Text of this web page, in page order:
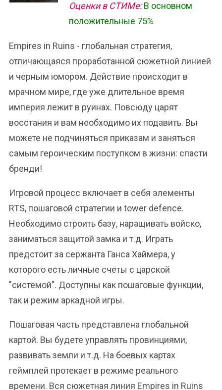
Оценки в СТИМе: В основном
положительные 75%
Empires in Ruins - глобальная стратегия,
отличающаяся проработанной сюжетной линией
и черным юмором. Действие происходит в
мрачном мире, где уже длительное время
империя лежит в руинах. Повсюду царят
восстания и вам необходимо их подавить. Вы
можете не подчиняться приказам и заняться
самым героическим поступком в жизни: спасти
бренди!
Игровой процесс включает в себя элементы
RTS, пошаговой стратегии и tower defence.
Необходимо строить базу, наращивать войско,
заниматься защитой замка и т.д. Играть
предстоит за сержанта Ганса Хаймера, у
которого есть личные счеты с царской
"системой". Доступны как пошаговые функции,
так и режим аркадной игры.
Пошаговая часть представлена глобальной
картой. Вы будете управлять провинциями,
развивать земли и т.д. На боевых картах
геймплей протекает в режиме реального
времени. Вся сюжетная линия Empires in Ruins